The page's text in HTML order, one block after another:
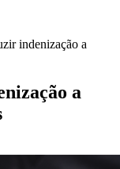
indenização a
a